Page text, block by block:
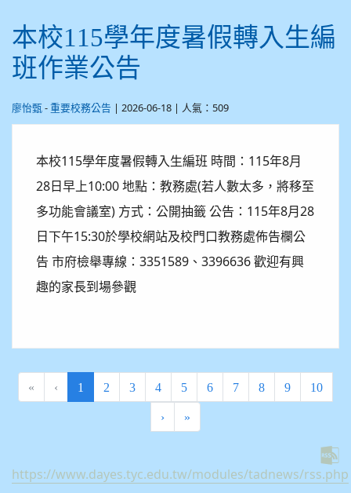
本校115學年度暑假轉入生編
班作業公告
廖怡甄 - 重要校務公告 | 2026-06-18 | 人氣：509
本校115學年度暑假轉入生編班 時間：115年8月
28日早上10:00 地點：教務處(若人數太多，將移至
多功能會議室) 方式：公開抽籤 公告：115年8月28
日下午15:30於學校網站及校門口教務處佈告欄公
告 市府檢舉專線：3351589、3396636 歡迎有興
趣的家長到場參觀
« ‹ 1 (current)
2 3 4 5 6 7 8 9 10
› »
https://www.dayes.tyc.edu.tw/modules/tadnews/rss.php